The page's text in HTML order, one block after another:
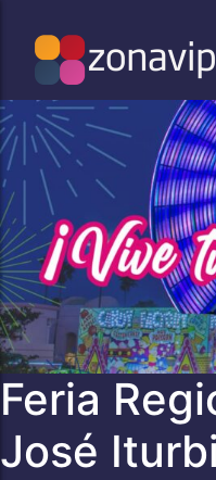
Conciertos
Festivales
Deportes
Familiares
Culturales
Congresos
Conciertos
Festivales
Deportes
Familiares
Culturales
Congresos
Feria
José